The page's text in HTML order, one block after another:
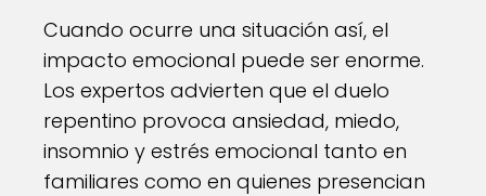
Cuando ocurre una situación así, el
impacto emocional puede ser enorme.
Los expertos advierten que el duelo
repentino provoca ansiedad, miedo,
insomnio y estrés emocional tanto en
familiares como en quienes presencian